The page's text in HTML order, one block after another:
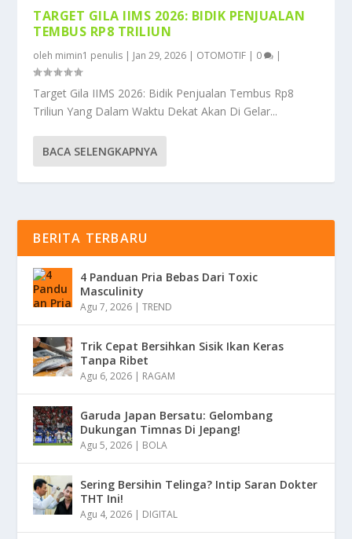
TARGET GILA IIMS 2026: BIDIK PENJUALAN
TEMBUS RP8 TRILIUN
oleh mimin1 penulis | Jan 29, 2026 | OTOMOTIF | 0 |
Target Gila IIMS 2026: Bidik Penjualan Tembus Rp8
Triliun Yang Dalam Waktu Dekat Akan Di Gelar...
BACA SELENGKAPNYA
BERITA TERBARU
4 Panduan Pria Bebas Dari Toxic
Masculinity
Agu 7, 2026 |TREND
Trik Cepat Bersihkan Sisik Ikan Keras
Tanpa Ribet
Agu 6, 2026 | RAGAM
Garuda Japan Bersatu: Gelombang
Dukungan Timnas Di Jepang!
Agu 5, 2026 | BOLA
Sering Bersihin Telinga? Intip Saran Dokter
THT Ini!
Agu 4, 2026 | DIGITAL